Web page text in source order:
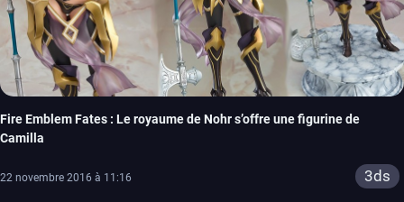
Fire Emblem Fates : Le royaume de Nohr s’offre une figurine de
Camilla
22 novembre 2016 à 11:16 3ds